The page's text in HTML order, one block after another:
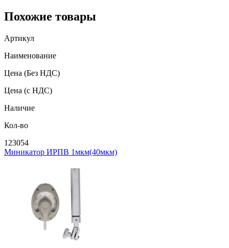
Похожие товары
Артикул
Наименование
Цена (Без НДС)
Цена (с НДС)
Наличие
Кол-во
123054
Миникатор ИРПВ 1мкм(40мкм)